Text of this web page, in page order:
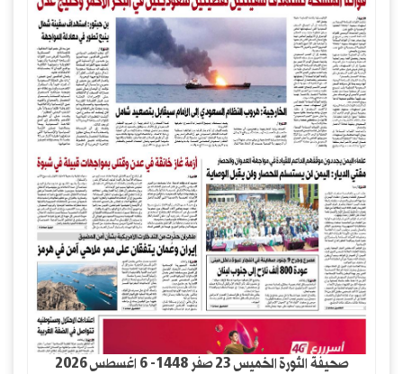
صحيفة الثورة الخميس 23 صفر 1448- 6 اغسطس 2026